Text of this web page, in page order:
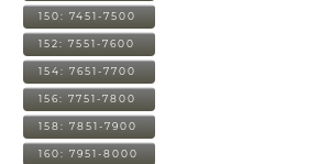
150: 7451-7500
152: 7551-7600
154: 7651-7700
156: 7751-7800
158: 7851-7900
160: 7951-8000